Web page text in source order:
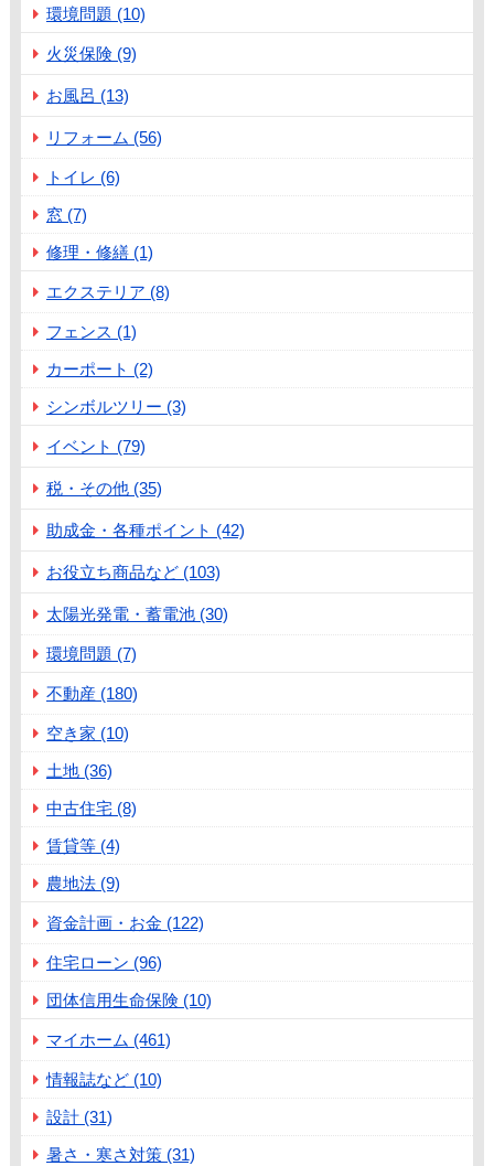
環境問題 (10)
火災保険 (9)
お風呂 (13)
リフォーム (56)
トイレ (6)
窓 (7)
修理・修繕 (1)
エクステリア (8)
フェンス (1)
カーポート (2)
シンボルツリー (3)
イベント (79)
税・その他 (35)
助成金・各種ポイント (42)
お役立ち商品など (103)
太陽光発電・蓄電池 (30)
環境問題 (7)
不動産 (180)
空き家 (10)
土地 (36)
中古住宅 (8)
賃貸等 (4)
農地法 (9)
資金計画・お金 (122)
住宅ローン (96)
団体信用生命保険 (10)
マイホーム (461)
情報誌など (10)
設計 (31)
暑さ・寒さ対策 (31)